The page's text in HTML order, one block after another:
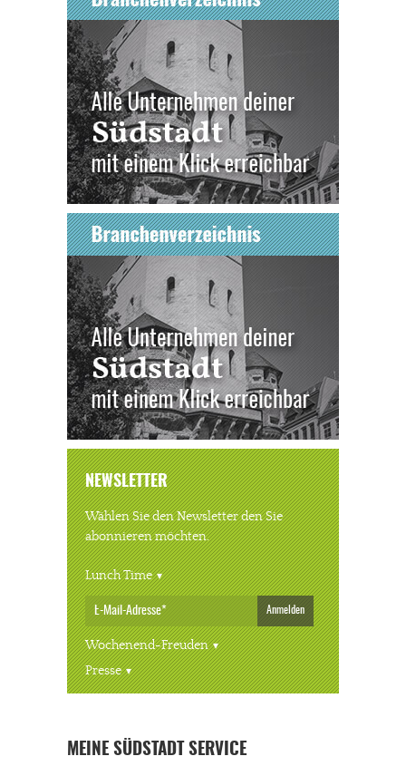
« ALLE VERANSTALTUNGEN
NEWSLETTER
Wählen Sie den Newsletter den Sie
abonnieren möchten.
Lunch Time
Anmelden
Wochenend-Freuden
Presse
MEINE SÜDSTADT SERVICE